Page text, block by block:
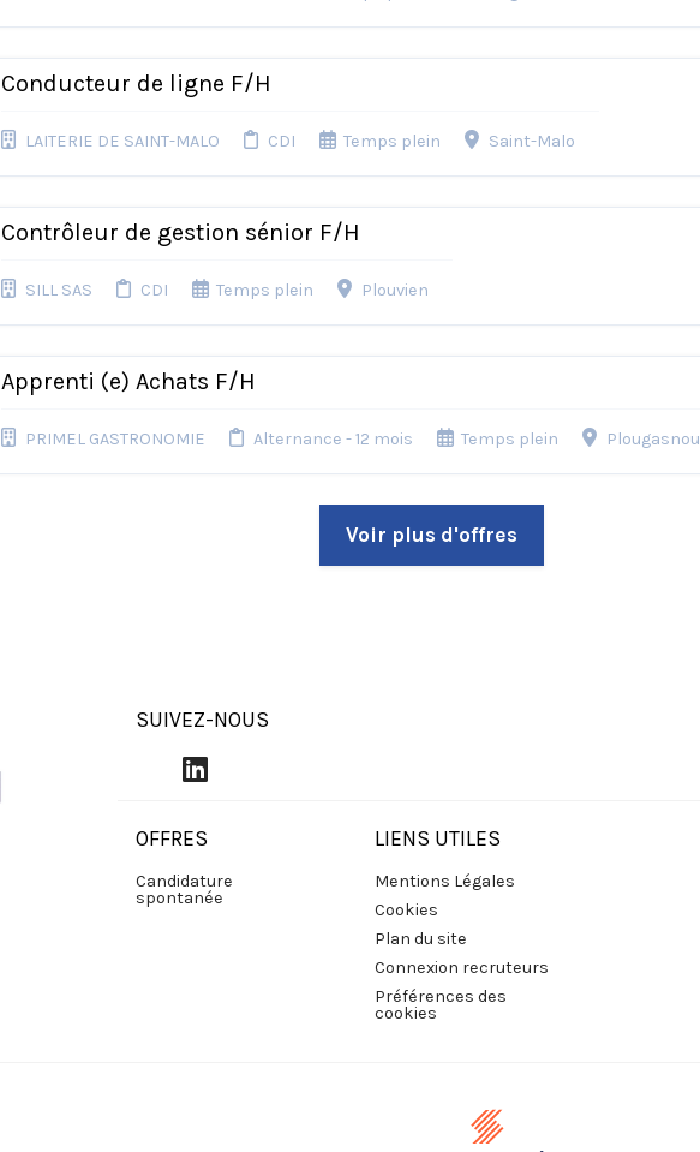
Conducteur de ligne F/H
LAITERIE DE SAINT-MALO CDI Temps plein Saint-Malo
Contrôleur de gestion sénior F/H
SILL SAS CDI Temps plein Plouvien
Apprenti (e) Achats F/H
PRIMEL GASTRONOMIE Alternance - 12 mois Temps plein Plougasnou
Voir plus d'offres
SUIVEZ-NOUS
OFFRES
Candidature
spontanée
LIENS UTILES
Mentions Légales
Cookies
Plan du site
Connexion recruteurs
Préférences des
cookies